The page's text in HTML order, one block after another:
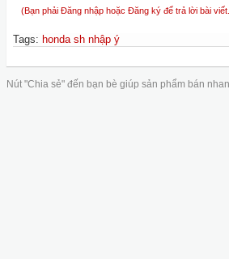
(Bạn phải Đăng nhập hoặc Đăng ký để trả lời bài
Tags: honda sh nhập ý
Nút "Chia sẻ" đến bạn bè giúp sản phẩm bán